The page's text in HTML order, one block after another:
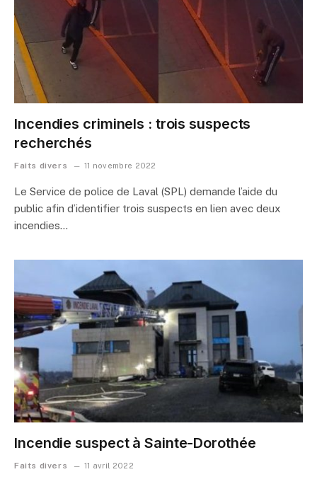
Incendies criminels : trois suspects
recherchés
Faits divers 11 novembre 2022
Le Service de police de Laval (SPL) demande l’aide du
public afin d’identifier trois suspects en lien avec deux
incendies…
Incendie suspect à Sainte-Dorothée
Faits divers 11 avril 2022